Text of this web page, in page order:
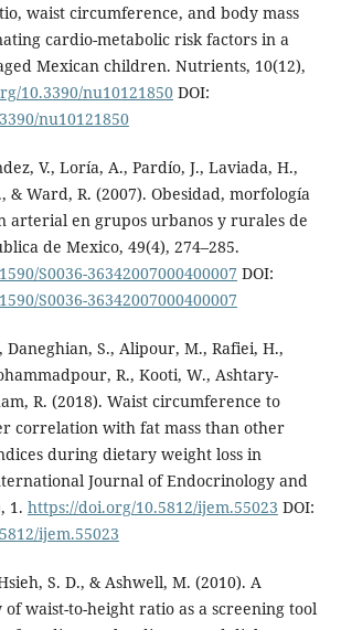
waist circumference, and body mass
cardio-metabolic risk factors in a
Mexican children. Nutrients, 10(12),
10.3390/nu10121850DOI:
nu10121850
V., Loría, A., Pardío, J., Laviada, H.,
& Ward, R. (2007). Obesidad, morfología
arterial en grupos urbanos y rurales de
de Mexico, 49(4), 274–285.
S0036-36342007000400007 DOI:
S0036-36342007000400007
S., Alipour, M., Rafiei, H.,
R., Kooti, W., Ashtary-
R. (2018). Waist circumference to
correlation with fat mass than other
during dietary weight loss in
Journal of Endocrinology and
1. https://doi.org/10.5812/ijem.55023 DOI:
ijem.55023
S. D., & Ashwell, M. (2010). A
waist-to-height ratio as a screening tool